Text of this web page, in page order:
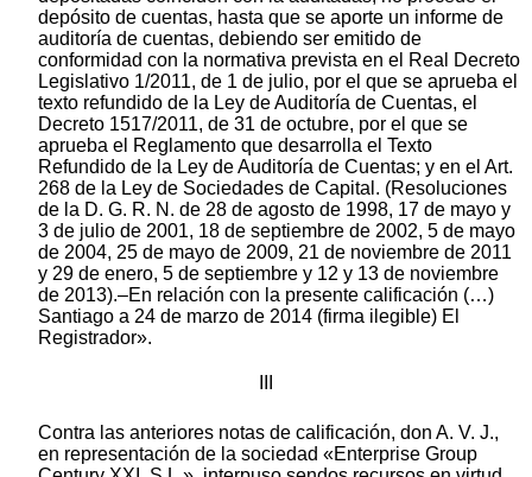
depósito de cuentas, hasta que se aporte un informe de
auditoría de cuentas, debiendo ser emitido de
conformidad con la normativa prevista en el Real Decreto
Legislativo 1/2011, de 1 de julio, por el que se aprueba el
texto refundido de la Ley de Auditoría de Cuentas, el
Decreto 1517/2011, de 31 de octubre, por el que se
aprueba el Reglamento que desarrolla el Texto
Refundido de la Ley de Auditoría de Cuentas; y en el Art.
268 de la Ley de Sociedades de Capital. (Resoluciones
de la D. G. R. N. de 28 de agosto de 1998, 17 de mayo y
3 de julio de 2001, 18 de septiembre de 2002, 5 de mayo
de 2004, 25 de mayo de 2009, 21 de noviembre de 2011
y 29 de enero, 5 de septiembre y 12 y 13 de noviembre
de 2013).–En relación con la presente calificación (…)
Santiago a 24 de marzo de 2014 (firma ilegible) El
Registrador».
Contra las anteriores notas de calificación, don A. V. J.,
en representación de la sociedad «Enterprise Group